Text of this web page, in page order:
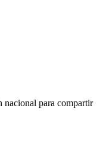
nacional para compartir